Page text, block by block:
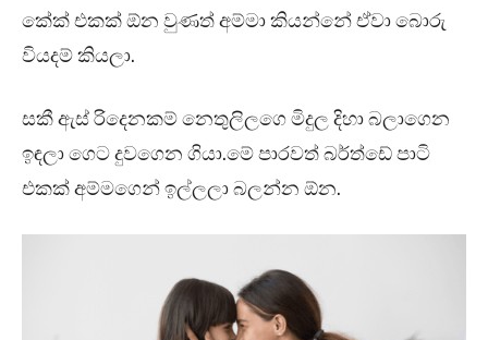
කේක් එකක් ඕන වුණත් අම්මා කියන්නේ ඒවා බොරු
වියදම් කියලා.
සකී ඇස් රිදෙනකම් නෙතුලිලගෙ මිදුල දිහා බලාගෙන
ඉඳලා ගෙට දුවගෙන ගියා.මේ පාරවත් බර්ත්ඩේ පාටි
එකක් අම්මගෙන් ඉල්ලලා බලන්න ඕන.